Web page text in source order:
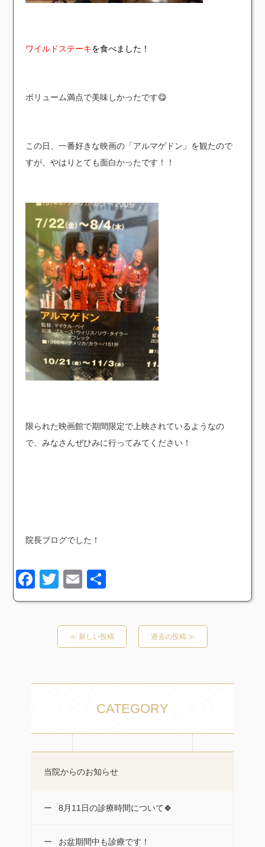
ワイルドステーキを食べました！
ボリューム満点で美味しかったです😋
この日、一番好きな映画の「アルマゲドン」を観たので
すが、やはりとても面白かったです！！
限られた映画館で期間限定で上映されているようなの
で、みなさんぜひみに行ってみてください！
院長ブログでした！
Facebook
TwitterEmail
有
≪ 新しい投稿 過去の投稿 ≫
CATEGORY
当院からのお知らせ
8月11日の診療時間について🍀
お盆期間中も診療です！